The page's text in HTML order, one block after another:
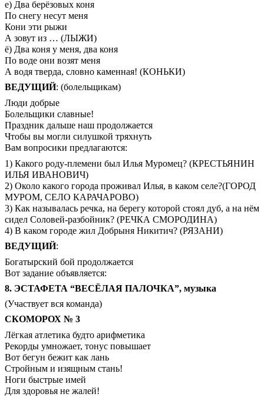
е) Два берёзовых коня
По снегу несут меня
Кони эти рыжи
А зовут из … (ЛЫЖИ)
ё) Два коня у меня, два коня
По воде они возят меня
А водя тверда, словно каменная! (КОНЬКИ)
ВЕДУЩИЙ: (болельщикам)
Люди добрые
Болельщики славные!
Праздник дальше наш продолжается
Чтобы вы могли силушкой тряхнуть
Вам вопросики предлагаются:
1) Какого роду-племени был Илья Муромец? (КРЕСТЬЯНИН
ИЛЬЯ ИВАНОВИЧ)
2) Около какого города проживал Илья, в каком селе?(ГОРОД
МУРОМ, СЕЛО КАРАЧАРОВО)
3) Как называлась речка, на берегу которой стоял дуб, а на нём
сидел Соловей-разбойник? (РЕЧКА СМОРОДИНА)
4) В каком городе жил Добрыня Никитич? (РЯЗАНИ)
ВЕДУЩИЙ:
Богатырский бой продолжается
Вот задание объявляется:
8. ЭСТАФЕТА “ВЕСЁЛАЯ ПАЛОЧКА”, музыка
(Участвует вся команда)
СКОМОРОХ № 3
Лёгкая атлетика будто арифметика
Рекорды умножает, тонус повышает
Вот бегун бежит как лань
Стройным и изящным стань!
Ноги быстрые имей
Для здоровья не жалей!